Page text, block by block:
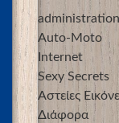
administration
Auto-Moto
Internet
Sexy Secrets
Αστείες
Διάφορα